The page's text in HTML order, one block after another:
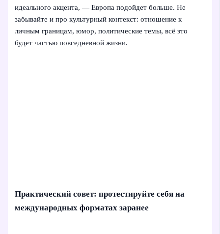
идеального акцента, — Европа подойдет больше. Не
забывайте и про культурный контекст: отношение к
личным границам, юмор, политические темы, всё это
будет частью повседневной жизни.
Практический совет: протестируйте себя на
международных форматах заранее